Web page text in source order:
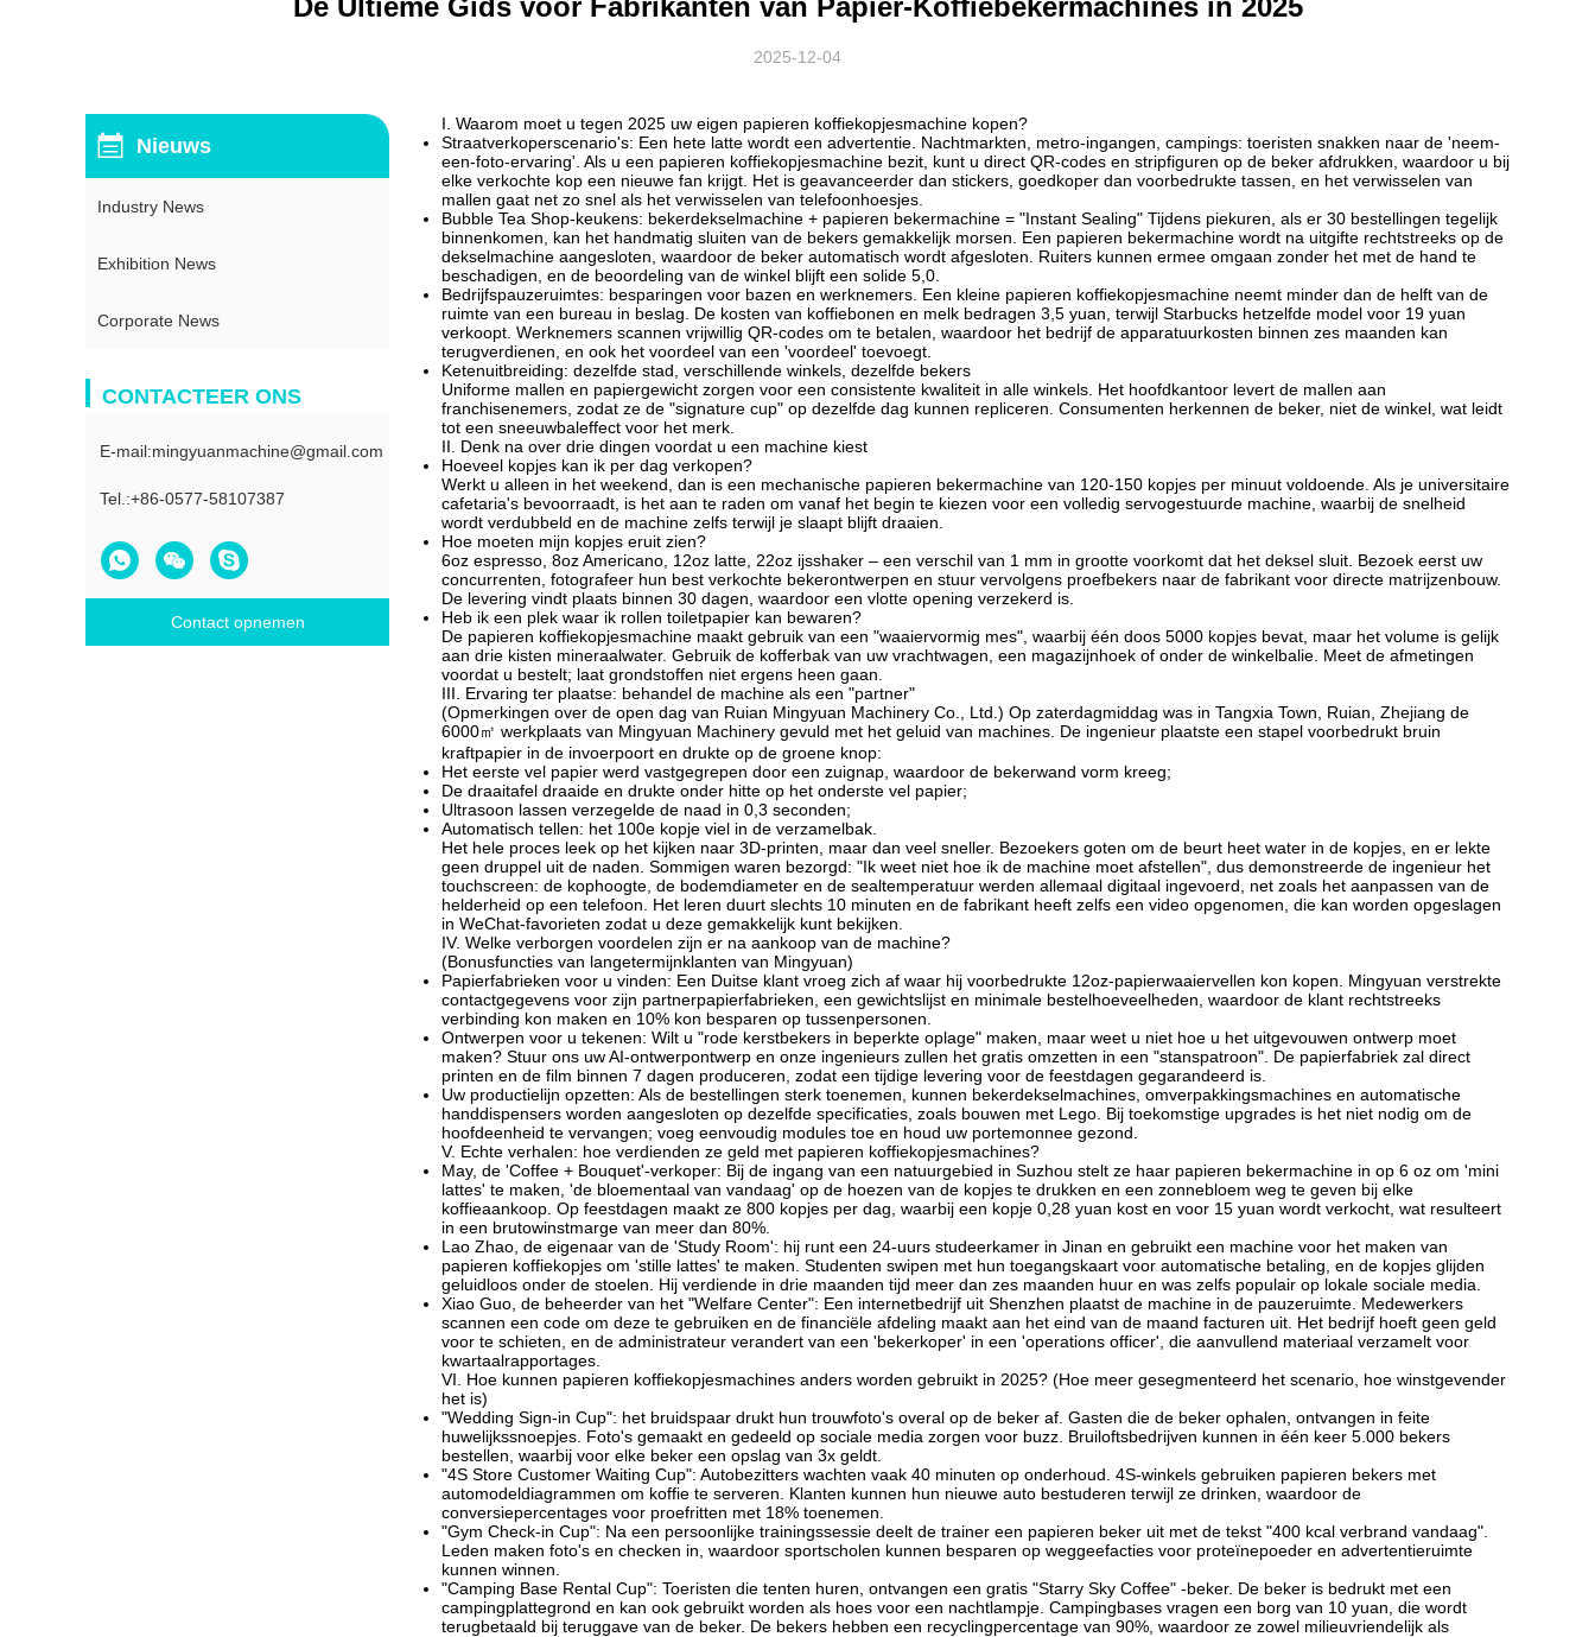
De Ultieme Gids voor Fabrikanten van Papier-Koffiebekermachines in 2025
2025-12-04
Nieuws
Industry News
Exhibition News
Corporate News
CONTACTEER ONS
E-mail:mingyuanmachine@gmail.com
Tel.:+86-0577-58107387
Contact opnemen
I. Waarom moet u tegen 2025 uw eigen papieren koffiekopjesmachine kopen?
Straatverkoperscenario's: Een hete latte wordt een advertentie. Nachtmarkten, metro-ingangen, campings: toeristen snakken naar de 'neem-
een-foto-ervaring'. Als u een papieren koffiekopjesmachine bezit, kunt u direct QR-codes en stripfiguren op de beker afdrukken, waardoor u bij
elke verkochte kop een nieuwe fan krijgt. Het is geavanceerder dan stickers, goedkoper dan voorbedrukte tassen, en het verwisselen van
mallen gaat net zo snel als het verwisselen van telefoonhoesjes.
Bubble Tea Shop-keukens: bekerdekselmachine + papieren bekermachine = "Instant Sealing" Tijdens piekuren, als er 30 bestellingen tegelijk
binnenkomen, kan het handmatig sluiten van de bekers gemakkelijk morsen. Een papieren bekermachine wordt na uitgifte rechtstreeks op de
dekselmachine aangesloten, waardoor de beker automatisch wordt afgesloten. Ruiters kunnen ermee omgaan zonder het met de hand te
beschadigen, en de beoordeling van de winkel blijft een solide 5,0.
Bedrijfspauzeruimtes: besparingen voor bazen en werknemers. Een kleine papieren koffiekopjesmachine neemt minder dan de helft van de
ruimte van een bureau in beslag. De kosten van koffiebonen en melk bedragen 3,5 yuan, terwijl Starbucks hetzelfde model voor 19 yuan
verkoopt. Werknemers scannen vrijwillig QR-codes om te betalen, waardoor het bedrijf de apparatuurkosten binnen zes maanden kan
terugverdienen, en ook het voordeel van een 'voordeel' toevoegt.
Ketenuitbreiding: dezelfde stad, verschillende winkels, dezelfde bekers
Uniforme mallen en papiergewicht zorgen voor een consistente kwaliteit in alle winkels. Het hoofdkantoor levert de mallen aan
franchisenemers, zodat ze de "signature cup" op dezelfde dag kunnen repliceren. Consumenten herkennen de beker, niet de winkel, wat leidt
tot een sneeuwbaleffect voor het merk.
II. Denk na over drie dingen voordat u een machine kiest
Hoeveel kopjes kan ik per dag verkopen?
Werkt u alleen in het weekend, dan is een mechanische papieren bekermachine van 120-150 kopjes per minuut voldoende. Als je universitaire
cafetaria's bevoorraadt, is het aan te raden om vanaf het begin te kiezen voor een volledig servogestuurde machine, waarbij de snelheid
wordt verdubbeld en de machine zelfs terwijl je slaapt blijft draaien.
Hoe moeten mijn kopjes eruit zien?
6oz espresso, 8oz Americano, 12oz latte, 22oz ijsshaker – een verschil van 1 mm in grootte voorkomt dat het deksel sluit. Bezoek eerst uw
concurrenten, fotografeer hun best verkochte bekerontwerpen en stuur vervolgens proefbekers naar de fabrikant voor directe matrijzenbouw.
De levering vindt plaats binnen 30 dagen, waardoor een vlotte opening verzekerd is.
Heb ik een plek waar ik rollen toiletpapier kan bewaren?
De papieren koffiekopjesmachine maakt gebruik van een "waaiervormig mes", waarbij één doos 5000 kopjes bevat, maar het volume is gelijk
aan drie kisten mineraalwater. Gebruik de kofferbak van uw vrachtwagen, een magazijnhoek of onder de winkelbalie. Meet de afmetingen
voordat u bestelt; laat grondstoffen niet ergens heen gaan.
III. Ervaring ter plaatse: behandel de machine als een "partner"
(Opmerkingen over de open dag van Ruian Mingyuan Machinery Co., Ltd.) Op zaterdagmiddag was in Tangxia Town, Ruian, Zhejiang de
6000㎡ werkplaats van Mingyuan Machinery gevuld met het geluid van machines. De ingenieur plaatste een stapel voorbedrukt bruin
kraftpapier in de invoerpoort en drukte op de groene knop:
Het eerste vel papier werd vastgegrepen door een zuignap, waardoor de bekerwand vorm kreeg;
De draaitafel draaide en drukte onder hitte op het onderste vel papier;
Ultrasoon lassen verzegelde de naad in 0,3 seconden;
Automatisch tellen: het 100e kopje viel in de verzamelbak.
Het hele proces leek op het kijken naar 3D-printen, maar dan veel sneller. Bezoekers goten om de beurt heet water in de kopjes, en er lekte
geen druppel uit de naden. Sommigen waren bezorgd: "Ik weet niet hoe ik de machine moet afstellen", dus demonstreerde de ingenieur het
touchscreen: de kophoogte, de bodemdiameter en de sealtemperatuur werden allemaal digitaal ingevoerd, net zoals het aanpassen van de
helderheid op een telefoon. Het leren duurt slechts 10 minuten en de fabrikant heeft zelfs een video opgenomen, die kan worden opgeslagen
in WeChat-favorieten zodat u deze gemakkelijk kunt bekijken.
IV. Welke verborgen voordelen zijn er na aankoop van de machine?
(Bonusfuncties van langetermijnklanten van Mingyuan)
Papierfabrieken voor u vinden: Een Duitse klant vroeg zich af waar hij voorbedrukte 12oz-papierwaaiervellen kon kopen. Mingyuan verstrekte
contactgegevens voor zijn partnerpapierfabrieken, een gewichtslijst en minimale bestelhoeveelheden, waardoor de klant rechtstreeks
verbinding kon maken en 10% kon besparen op tussenpersonen.
Ontwerpen voor u tekenen: Wilt u "rode kerstbekers in beperkte oplage" maken, maar weet u niet hoe u het uitgevouwen ontwerp moet
maken? Stuur ons uw AI-ontwerpontwerp en onze ingenieurs zullen het gratis omzetten in een "stanspatroon". De papierfabriek zal direct
printen en de film binnen 7 dagen produceren, zodat een tijdige levering voor de feestdagen gegarandeerd is.
Uw productielijn opzetten: Als de bestellingen sterk toenemen, kunnen bekerdekselmachines, omverpakkingsmachines en automatische
handdispensers worden aangesloten op dezelfde specificaties, zoals bouwen met Lego. Bij toekomstige upgrades is het niet nodig om de
hoofdeenheid te vervangen; voeg eenvoudig modules toe en houd uw portemonnee gezond.
V. Echte verhalen: hoe verdienden ze geld met papieren koffiekopjesmachines?
May, de 'Coffee + Bouquet'-verkoper: Bij de ingang van een natuurgebied in Suzhou stelt ze haar papieren bekermachine in op 6 oz om 'mini
lattes' te maken, 'de bloementaal van vandaag' op de hoezen van de kopjes te drukken en een zonnebloem weg te geven bij elke
koffieaankoop. Op feestdagen maakt ze 800 kopjes per dag, waarbij een kopje 0,28 yuan kost en voor 15 yuan wordt verkocht, wat resulteert
in een brutowinstmarge van meer dan 80%.
Lao Zhao, de eigenaar van de 'Study Room': hij runt een 24-uurs studeerkamer in Jinan en gebruikt een machine voor het maken van
papieren koffiekopjes om 'stille lattes' te maken. Studenten swipen met hun toegangskaart voor automatische betaling, en de kopjes glijden
geluidloos onder de stoelen. Hij verdiende in drie maanden tijd meer dan zes maanden huur en was zelfs populair op lokale sociale media.
Xiao Guo, de beheerder van het "Welfare Center": Een internetbedrijf uit Shenzhen plaatst de machine in de pauzeruimte. Medewerkers
scannen een code om deze te gebruiken en de financiële afdeling maakt aan het eind van de maand facturen uit. Het bedrijf hoeft geen geld
voor te schieten, en de administrateur verandert van een 'bekerkoper' in een 'operations officer', die aanvullend materiaal verzamelt voor
kwartaalrapportages.
VI. Hoe kunnen papieren koffiekopjesmachines anders worden gebruikt in 2025? (Hoe meer gesegmenteerd het scenario, hoe winstgevender
het is)
"Wedding Sign-in Cup": het bruidspaar drukt hun trouwfoto's overal op de beker af. Gasten die de beker ophalen, ontvangen in feite
huwelijkssnoepjes. Foto's gemaakt en gedeeld op sociale media zorgen voor buzz. Bruiloftsbedrijven kunnen in één keer 5.000 bekers
bestellen, waarbij voor elke beker een opslag van 3x geldt.
"4S Store Customer Waiting Cup": Autobezitters wachten vaak 40 minuten op onderhoud. 4S-winkels gebruiken papieren bekers met
automodeldiagrammen om koffie te serveren. Klanten kunnen hun nieuwe auto bestuderen terwijl ze drinken, waardoor de
conversiepercentages voor proefritten met 18% toenemen.
"Gym Check-in Cup": Na een persoonlijke trainingssessie deelt de trainer een papieren beker uit met de tekst "400 kcal verbrand vandaag".
Leden maken foto's en checken in, waardoor sportscholen kunnen besparen op weggeefacties voor proteïnepoeder en advertentieruimte
kunnen winnen.
"Camping Base Rental Cup": Toeristen die tenten huren, ontvangen een gratis "Starry Sky Coffee" -beker. De beker is bedrukt met een
campingplattegrond en kan ook gebruikt worden als hoes voor een nachtlampje. Campingbases vragen een borg van 10 yuan, die wordt
terugbetaald bij teruggave van de beker. De bekers hebben een recyclingpercentage van 90%, waardoor ze zowel milieuvriendelijk als